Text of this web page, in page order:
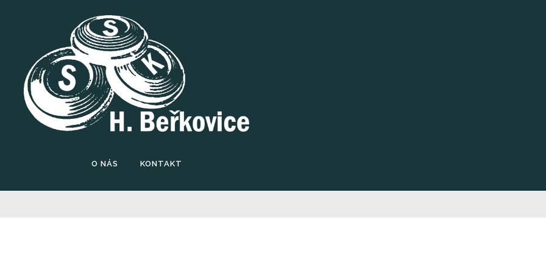
O NÁS KONTAKT